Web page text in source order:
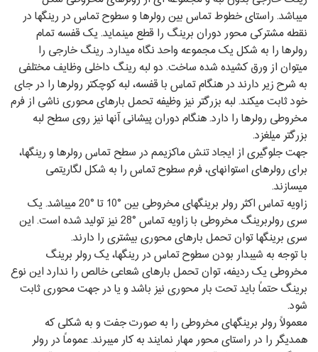
می‏باشد. راستای خطوط تماس بین رولرها و سطوح تماس در رینگ‏ها در
نقطه مشترکی محور دوران برینگ را قطع می‏نماید. یک قفسه تمام
رولرها را به شکل یک مجموعه واحد نگاه می‏دارد. رینگ خارجی را
می‏توان از ورق کشیده شده ساخت. دو لبه رینگ داخلی وظایف مختلفی
به شرح زیر دارند در هنگام تماس با قفسه، لبه کوچکتر رولرها را در جای
خود ثابت می‏کند. لبه بزرگتر نیز وظیفه تحمل بارهای محوری ناشی از فرم
مخروطی رولرها را دارد. هنگام دوران پیشانی آنها نیز روی سطح لبه
بزرگتر می‏لغزد.
جهت جلوگیری از ایجاد تنش ماکزیمم در سطح تماس رولرها و رینگ‏ها،
برای رولرهای استوانه‏ای، فرم سطوح تماس را به شکل لگاریتمی
می‏سازند.
زاویه تماس اکثر رولر برینگ‏های مخروطی بین °10 تا °20 می‏باشد. یک
سری رولربرینگ مخروطی با زاویه تماس °28 نیز تولید شده است. این
سری برینگ‏ها توان تحمل بارهای محوری بیشتری را دارند.
با توجه به شیب‏دار بودن سطوح تماس در رینگ‏ها، یک رولر برینگ
مخروطی یک ردیفه، توان تحمل بارهای شعاعی خالص را ندارد این نوع
برینگ حتماً باید تحت بار محوری نیز باشد و یا در جهت محوری ثابت
شود.
معمولاً رولر برینگ‏های مخروطی را به صورت جفت و به شکلی که
همدیگر را در راستای محور مهار نمایند به کار می‏برند. عموماً در رولر